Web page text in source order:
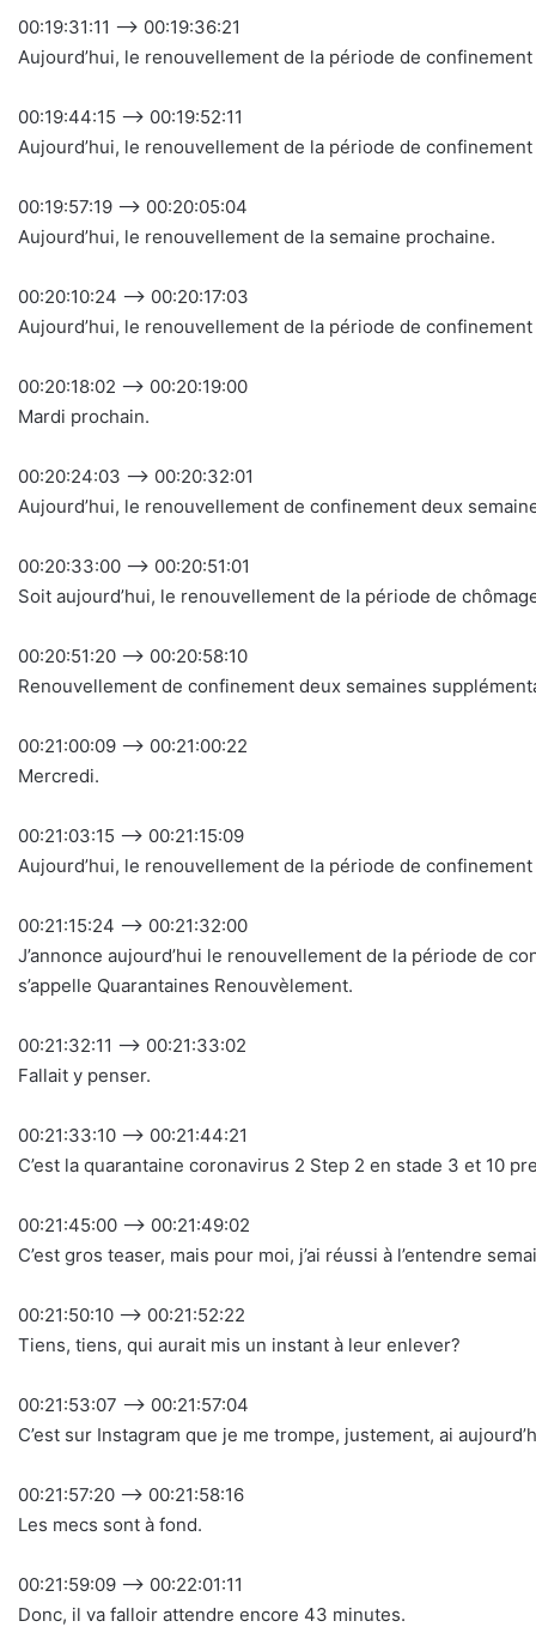
00:19:31:11 –> 00:19:36:21
Aujourd’hui, le renouvellement de la période de
00:19:44:15 –> 00:19:52:11
Aujourd’hui, le renouvellement de la période de
00:19:57:19 –> 00:20:05:04
Aujourd’hui, le renouvellement de la semaine prochaine.
00:20:10:24 –> 00:20:17:03
Aujourd’hui, le renouvellement de la période de
00:20:18:02 –> 00:20:19:00
Mardi prochain.
00:20:24:03 –> 00:20:32:01
Aujourd’hui, le renouvellement de confinement deux
00:20:33:00 –> 00:20:51:01
Soit aujourd’hui, le renouvellement de la période de
00:20:51:20 –> 00:20:58:10
Renouvellement de confinement deux semaines
00:21:00:09 –> 00:21:00:22
Mercredi.
00:21:03:15 –> 00:21:15:09
Aujourd’hui, le renouvellement de la période de
00:21:15:24 –> 00:21:32:00
J’annonce aujourd’hui le renouvellement de la période de
s’appelle Quarantaines Renouvèlement.
00:21:32:11 –> 00:21:33:02
Fallait y penser.
00:21:33:10 –> 00:21:44:21
C’est la quarantaine coronavirus 2 Step 2 en stade 3 et 10
00:21:45:00 –> 00:21:49:02
C’est gros teaser, mais pour moi, j’ai réussi à l’entendre
00:21:50:10 –> 00:21:52:22
Tiens, tiens, qui aurait mis un instant à leur enlever?
00:21:53:07 –> 00:21:57:04
C’est sur Instagram que je me trompe, justement, ai
00:21:57:20 –> 00:21:58:16
Les mecs sont à fond.
00:21:59:09 –> 00:22:01:11
Donc, il va falloir attendre encore 43 minutes.